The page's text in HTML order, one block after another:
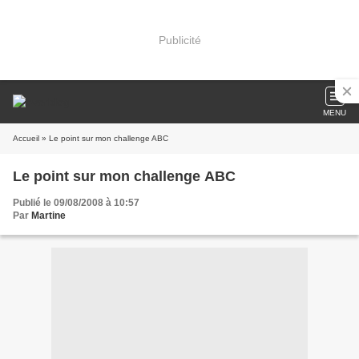
Publicité
MENU
Accueil » Le point sur mon challenge ABC
Le point sur mon challenge ABC
Publié le 09/08/2008 à 10:57
Par Martine